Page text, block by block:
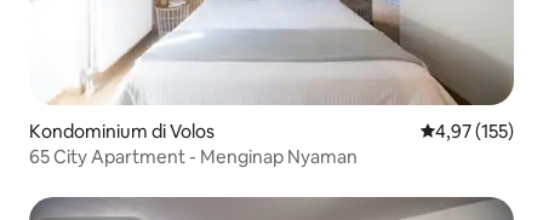
Kondominium di Volos Nilai rata-rata
4,97 (155)
65 City Apartment - Menginap Nyaman